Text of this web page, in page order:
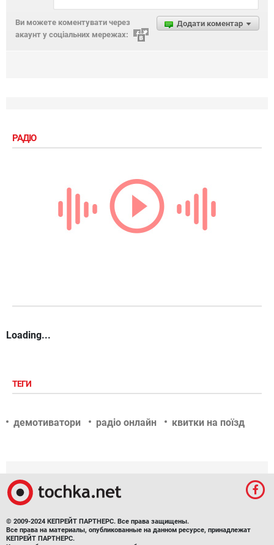
Додати коментар
Ви можете коментувати через
акаунт у соціальних мережах:
РАДІО
Loading...
ТЕГИ
демотиватори радіо онлайн квитки на поїзд
© 2009-2024 КЕПРЕЙТ ПАРТНЕРС. Все права защищены.
Все права на материалы, опубликованные на данном ресурсе, принадлежат
КЕПРЕЙТ ПАРТНЕРС.